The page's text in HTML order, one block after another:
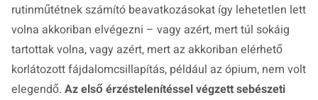
rutinműtétnek számító beavatkozásokat így lehetetlen lett
volna akkoriban elvégezni – vagy azért, mert túl sokáig
tartottak volna, vagy azért, mert az akkoriban elérhető
korlátozott fájdalomcsillapítás, például az ópium, nem volt
elegendő. Az első érzéstelenítéssel végzett sebészeti